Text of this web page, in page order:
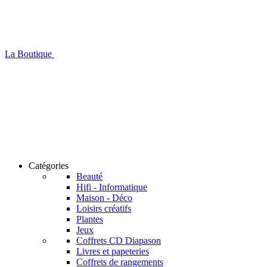
La Boutique
Catégories
Beauté
Hifi - Informatique
Maison - Déco
Loisirs créatifs
Plantes
Jeux
Coffrets CD Diapason
Livres et papeteries
Coffrets de rangements